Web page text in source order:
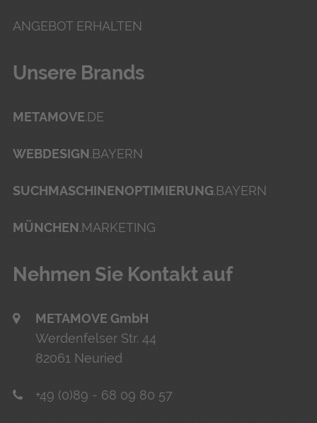
ANGEBOT ERHALTEN
Unse­re Brands
METAMOVE.DE
WEBDESIGN.BAYERN
SUCHMASCHINENOPTIMIERUNG.BAYERN
MÜNCHEN.MARKETING
Neh­men Sie Kon­takt auf
METAMOVE GmbH
Werdenfelser Str. 44
82061 Neuried
+49 (0)89 - 68 09 80 57